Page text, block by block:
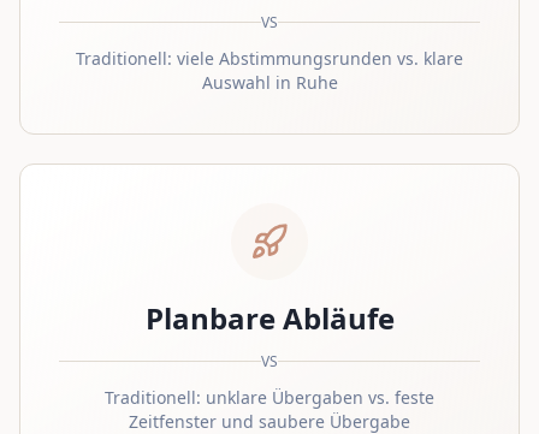
VS
Traditionell: viele Abstimmungsrunden vs. klare
Auswahl in Ruhe
Planbare Abläufe
VS
Traditionell: unklare Übergaben vs. feste
Zeitfenster und saubere Übergabe